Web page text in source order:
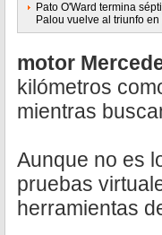
Pato O'Ward termina
Palou vuelve al triunfo
motor
kilómetros
mientras
Aunque no es
pruebas
herramientas